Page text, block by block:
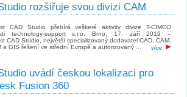
rozšiřuje svou divizi CAM
CAD Studio přebírá veškeré aktivity divize T-CIMCO
technology-support s.r.o. Brno, 17. září 2019 –
CAD Studio, největší specializovaný dodavatel CAD, CAM,
a GIS řešení ve střední Evropě a autorizovaný ...
více
uvádí českou lokalizaci pro
Fusion 360